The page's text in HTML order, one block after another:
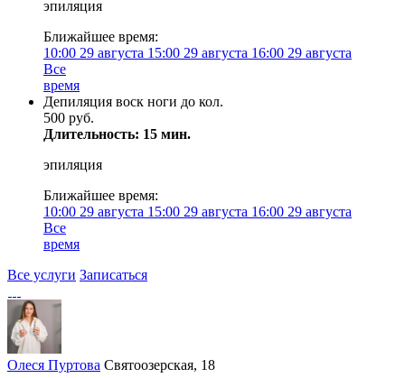
эпиляция
Ближайшее время:
10:00 29 августа 15:00 29 августа 16:00 29 августа
Все
время
Депиляция воск ноги до кол.
500 руб.
Длительность: 15 мин.
эпиляция
Ближайшее время:
10:00 29 августа 15:00 29 августа 16:00 29 августа
Все
время
Все услуги Записаться
Олеся Пуртова Святоозерская, 18